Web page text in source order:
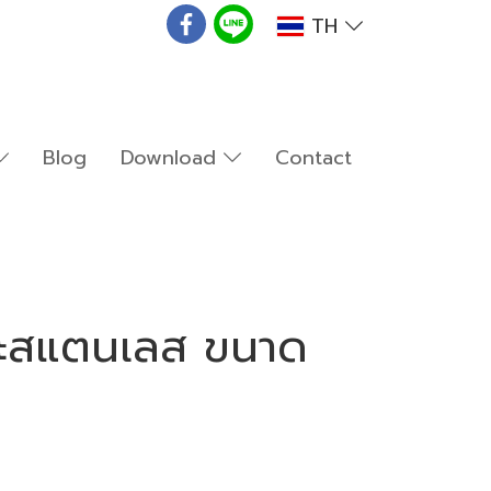
TH
Blog Download Contact
แตนเลส ขนาด